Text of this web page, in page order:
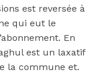
est reversée à
qui eut le
En
est un laxatif
la commune et.